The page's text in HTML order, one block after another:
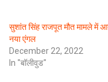
सुशांत सिंह राजपूत मौत मामले में
नया एंगल
December 22, 2022
In "बॉलीवुड"